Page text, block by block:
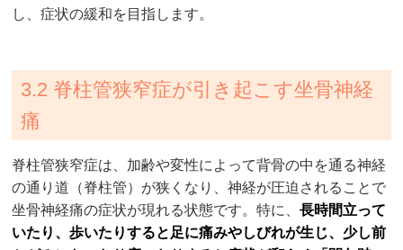
し、症状の緩和を目指します。
3.2 脊柱管狭窄症が引き起こす坐骨神経
痛
脊柱管狭窄症は、加齢や変性によって背骨の中を通る神経
の通り道（脊柱管）が狭くなり、神経が圧迫されることで
坐骨神経痛の症状が現れる状態です。特に、長時間立って
いたり、歩いたりすると足に痛みやしびれが生じ、少し前